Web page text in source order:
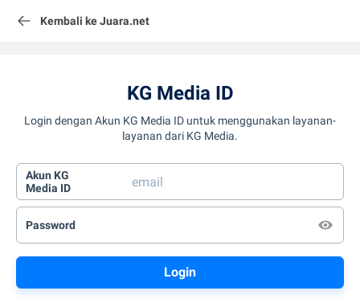
Kembali ke Juara.net
KG Media ID
Login dengan Akun KG Media ID untuk menggunakan layanan-
layanan dari KG Media.
Akun KG
Media ID
Password